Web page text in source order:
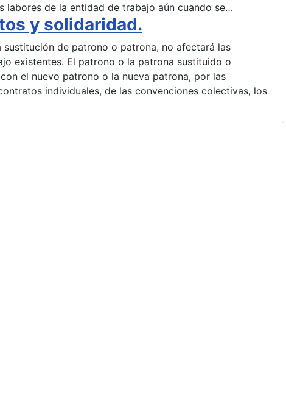
labores de la entidad de trabajo aún cuando se…
y solidaridad.
de patrono o patrona, no afectará las
existentes. El patrono o la patrona sustituido o
el nuevo patrono o la nueva patrona, por las
individuales, de las convenciones colectivas, los